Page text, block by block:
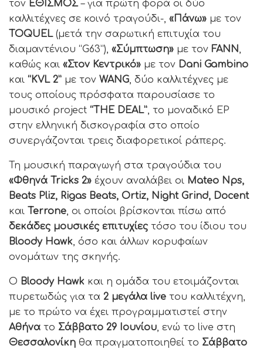
τον ΕΘΙΣΜΟΣ– για πρώτη φορά οι δύο
καλλιτέχνες σε κοινό τραγούδι-, «Πάνω» με τον
TOQUEL(μετά την σαρωτική επιτυχία του
διαμαντένιου “G63”), «Σύμπτωση» με τον FANN,
καθώς και «Στον Κεντρικό» με τον Dani Gambino
και “KVL2” με τον WANG, δύο καλλιτέχνες με
τους οποίους πρόσφατα παρουσίασε το
μουσικό project “THE DEAL”, το μοναδικό EP
στην ελληνική δισκογραφία στο οποίο
συνεργάζονται τρεις διαφορετικοί ράπερς.
Τη μουσική παραγωγή στα τραγούδια του
«Φθηνά Tricks 2» έχουν αναλάβει οι Mateo Nps,
Beats Pliz, Rigas Beats, Ortiz, Night Grind, Docent
και Terrone, οι οποίοι βρίσκονται πίσω από
δεκάδες μουσικές επιτυχίες τόσο του ίδιου του
Bloody Hawk, όσο και άλλων κορυφαίων
ονομάτων της σκηνής.
Ο Bloody Hawk και η ομάδα του ετοιμάζονται
πυρετωδώς για τα 2 μεγάλα live του καλλιτέχνη,
με το πρώτο να έχει προγραμματιστεί στην
Αθήνα το Σάββατο 29 Ιουνίου, ενώ το live στη
Θεσσαλονίκη θα πραγματοποιηθεί το Σάββατο